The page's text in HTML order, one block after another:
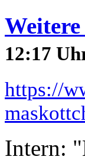
12:17
https://
Intern: